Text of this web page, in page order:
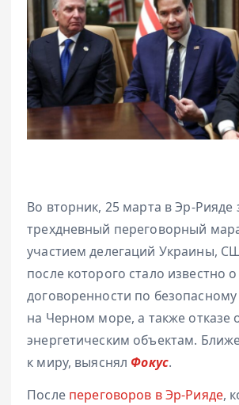
Во вторник, 25 марта в Эр-Рияде
трехдневный переговорный
участием делегаций Украины,
после которого стало известно
договоренности по безопасному
на Черном море, а также отказе
энергетическим объектам.
к миру, выяснял Фокус.
После переговоров в Эр-Рияде,